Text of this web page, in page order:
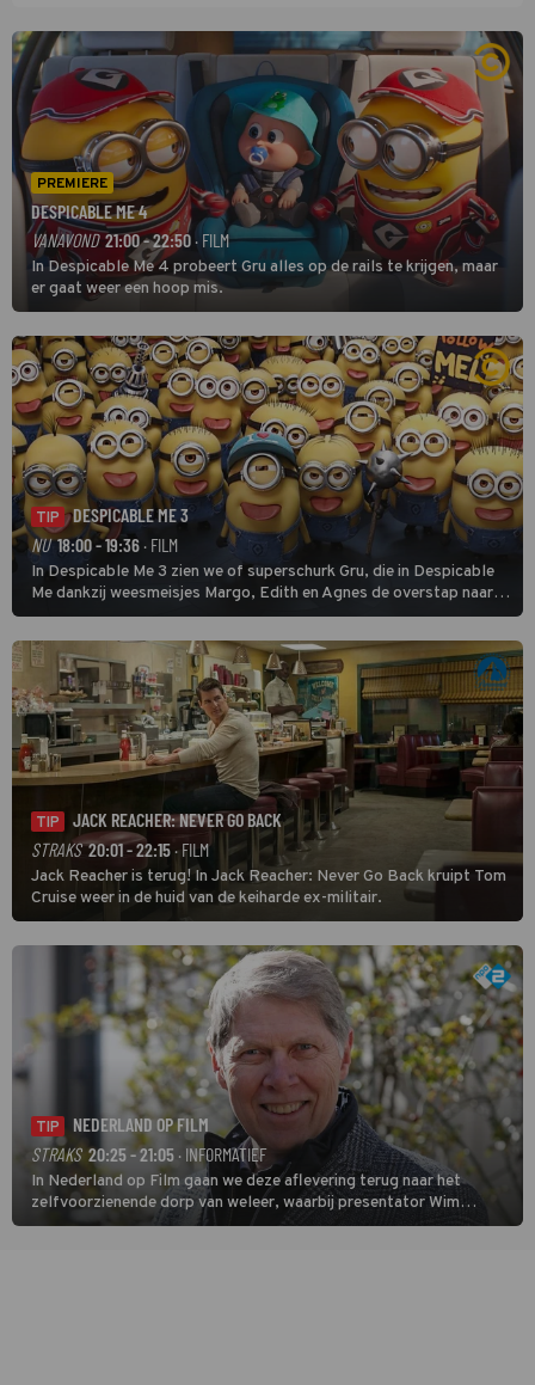
PREMIERE
DESPICABLE ME 4
VANAVOND 21:00 - 22:50 · FILM
In Despicable Me 4 probeert Gru alles op de rails te krijgen, maar
er gaat weer een hoop mis.
TIP
DESPICABLE ME 3
NU 18:00 - 19:36 · FILM
In Despicable Me 3 zien we of superschurk Gru, die in Despicable
Me dankzij weesmeisjes Margo, Edith en Agnes de overstap naar
het rechte pad maakte, ook op dat pad weet te blijven.
TIP
JACK REACHER: NEVER GO BACK
STRAKS 20:01 - 22:15· FILM
Jack Reacher is terug! In Jack Reacher: Never Go Back kruipt Tom
Cruise weer in de huid van de keiharde ex-militair.
TIP
NEDERLAND OP FILM
STRAKS 20:25 - 21:05 · INFORMATIEF
In Nederland op Film gaan we deze aflevering terug naar het
zelfvoorzienende dorp van weleer, waarbij presentator Wim
Daniëls de kijkers meeneemt op reis door de tijd aan de hand van